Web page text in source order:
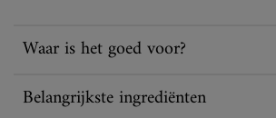
Waar is het goed voor?
Belangrijkste ingrediënten